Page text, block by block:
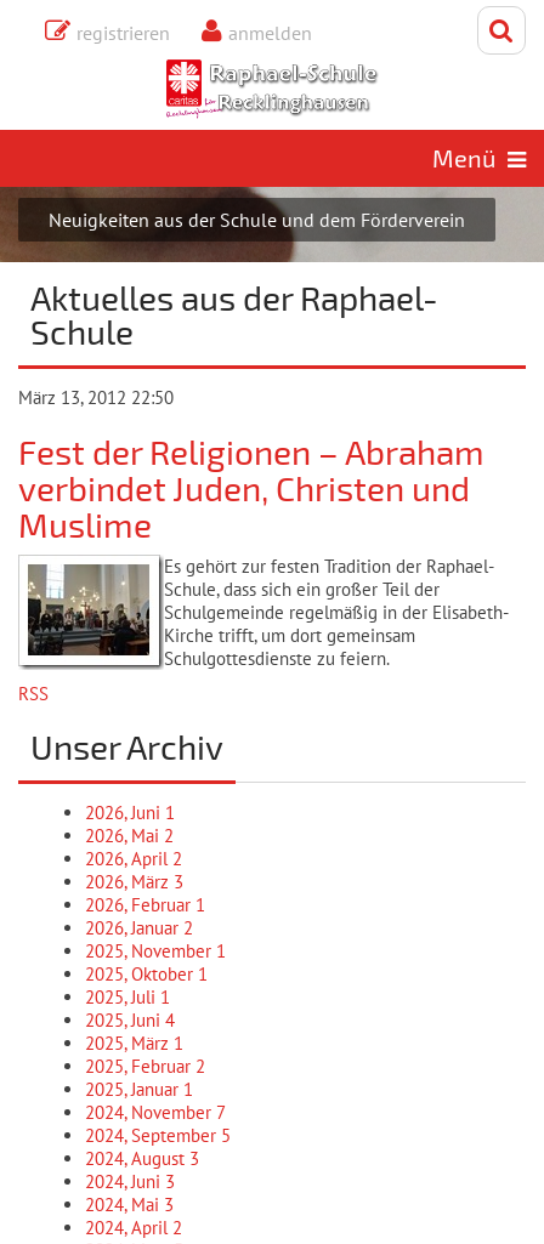
registrieren anmelden
Menü
Donnerstag, 6. August 2026
Aktuelles aus der Raphael-
Neuigkeiten aus der Schule und dem Förderverein
Aktuelles aus der Raphael-
Schule
März 13, 2012 22:50
Fest der Religionen – Abraham
verbindet Juden, Christen und
Muslime
Es gehört zur festen Tradition der Raphael-
Schule, dass sich ein großer Teil der
Schulgemeinde regelmäßig in der Elisabeth-
Kirche trifft, um dort gemeinsam
Schulgottesdienste zu feiern.
RSS
Unser Archiv
2026, Juni 1
2026, Mai 2
2026, April 2
2026, März 3
2026, Februar 1
2026, Januar 2
2025, November 1
2025, Oktober 1
2025, Juli 1
2025, Juni 4
2025, März 1
2025, Februar 2
2025, Januar 1
2024, November 7
2024, September 5
2024, August 3
2024, Juni 3
2024, Mai 3
2024, April 2